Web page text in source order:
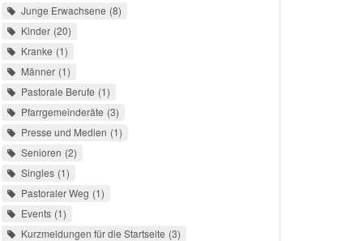
Junge Erwachsene 8
Kinder 20
Kranke 1
Männer 1
Pastorale Berufe 1
Pfarrgemeinderäte 3
Presse und Medien 1
Senioren 2
Singles 1
Pastoraler Weg 1
Events 1
Kurzmeldungen für die Startseite 3